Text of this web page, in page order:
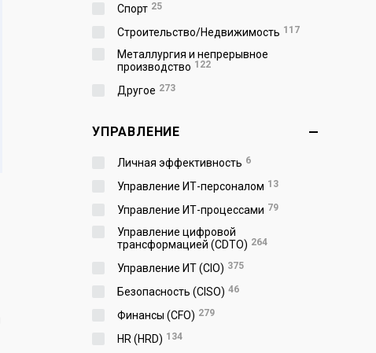
Спорт 25
Строительство/Недвижимость 117
Металлургия и непрерывное
производство 122
Другое 273
УПРАВЛЕНИЕ
Личная эффективность 6
Управление ИТ-персоналом 13
Управление ИТ-процессами 79
Управление цифровой
трансформацией (CDTO) 264
Управление ИТ (CIO) 375
Безопасность (CISO) 46
Финансы (CFO) 279
HR (HRD) 134